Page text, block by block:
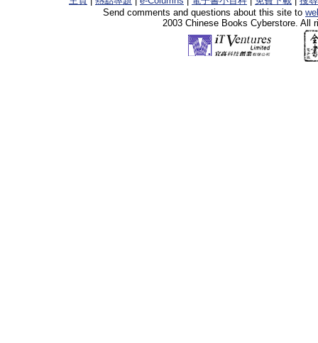
Send comments and questions about this site to
2003 Chinese Books Cyberstore. All